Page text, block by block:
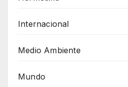
Internacional
Medio Ambiente
Mundo